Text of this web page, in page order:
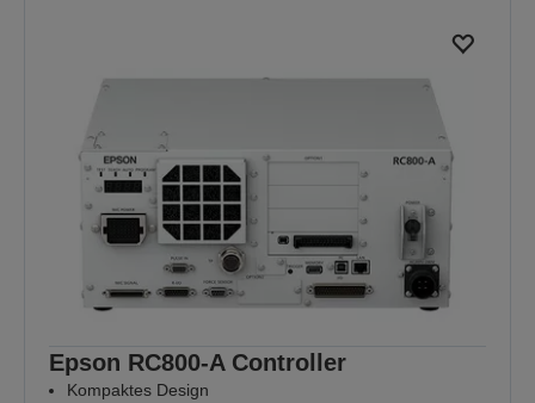
Epson RC800-A Controller
Kompaktes Design